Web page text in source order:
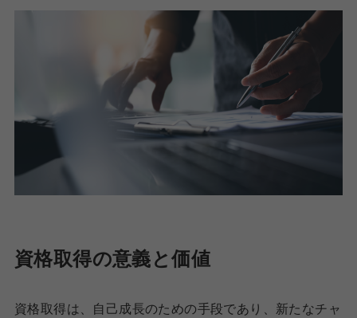
資格取得の意義と価値
資格取得は、自己成長のための手段であり、新たなチャ